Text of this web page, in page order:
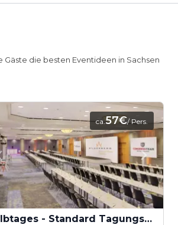
die besten Eventideen in Sachsen
ca.57€/ Pers.
Halbtages - Standard Tagungspauschale Bilderberg Bellevue Hotel